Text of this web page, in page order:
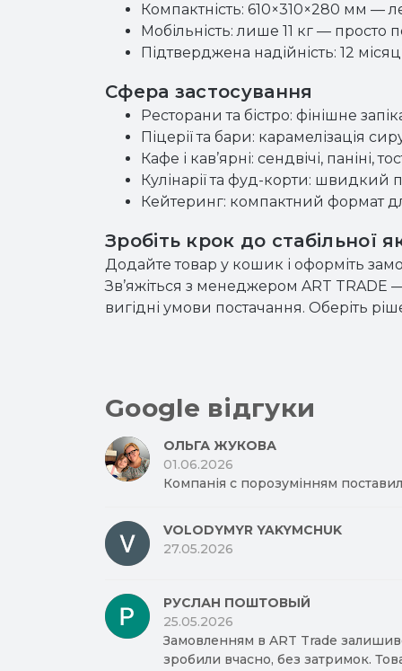
Компактність: 610×310×280 мм —
Мобільність: лише 11 кг — просто
Підтверджена надійність: 12
Сфера застосування
Ресторани та бістро: фінішне
Піцерії та бари: карамелізація
Кафе і кав’ярні: сендвічі, паніні,
Кулінарії та фуд-корти: швидкий
Кейтеринг: компактний формат
Зробіть крок до стабільної
Додайте товар у кошик і оформіть
Зв’яжіться з менеджером ART
вигідні умови постачання. Оберіть
Google відгуки
ОЛЬГА ЖУКОВА
01.06.2026
Компанія с порозумінням
VOLODYMYR YAKYMCHUK
27.05.2026
РУСЛАН ПОШТОВЫЙ
25.05.2026
Замовленням в ART Trade
зробили вчасно, без затримок.